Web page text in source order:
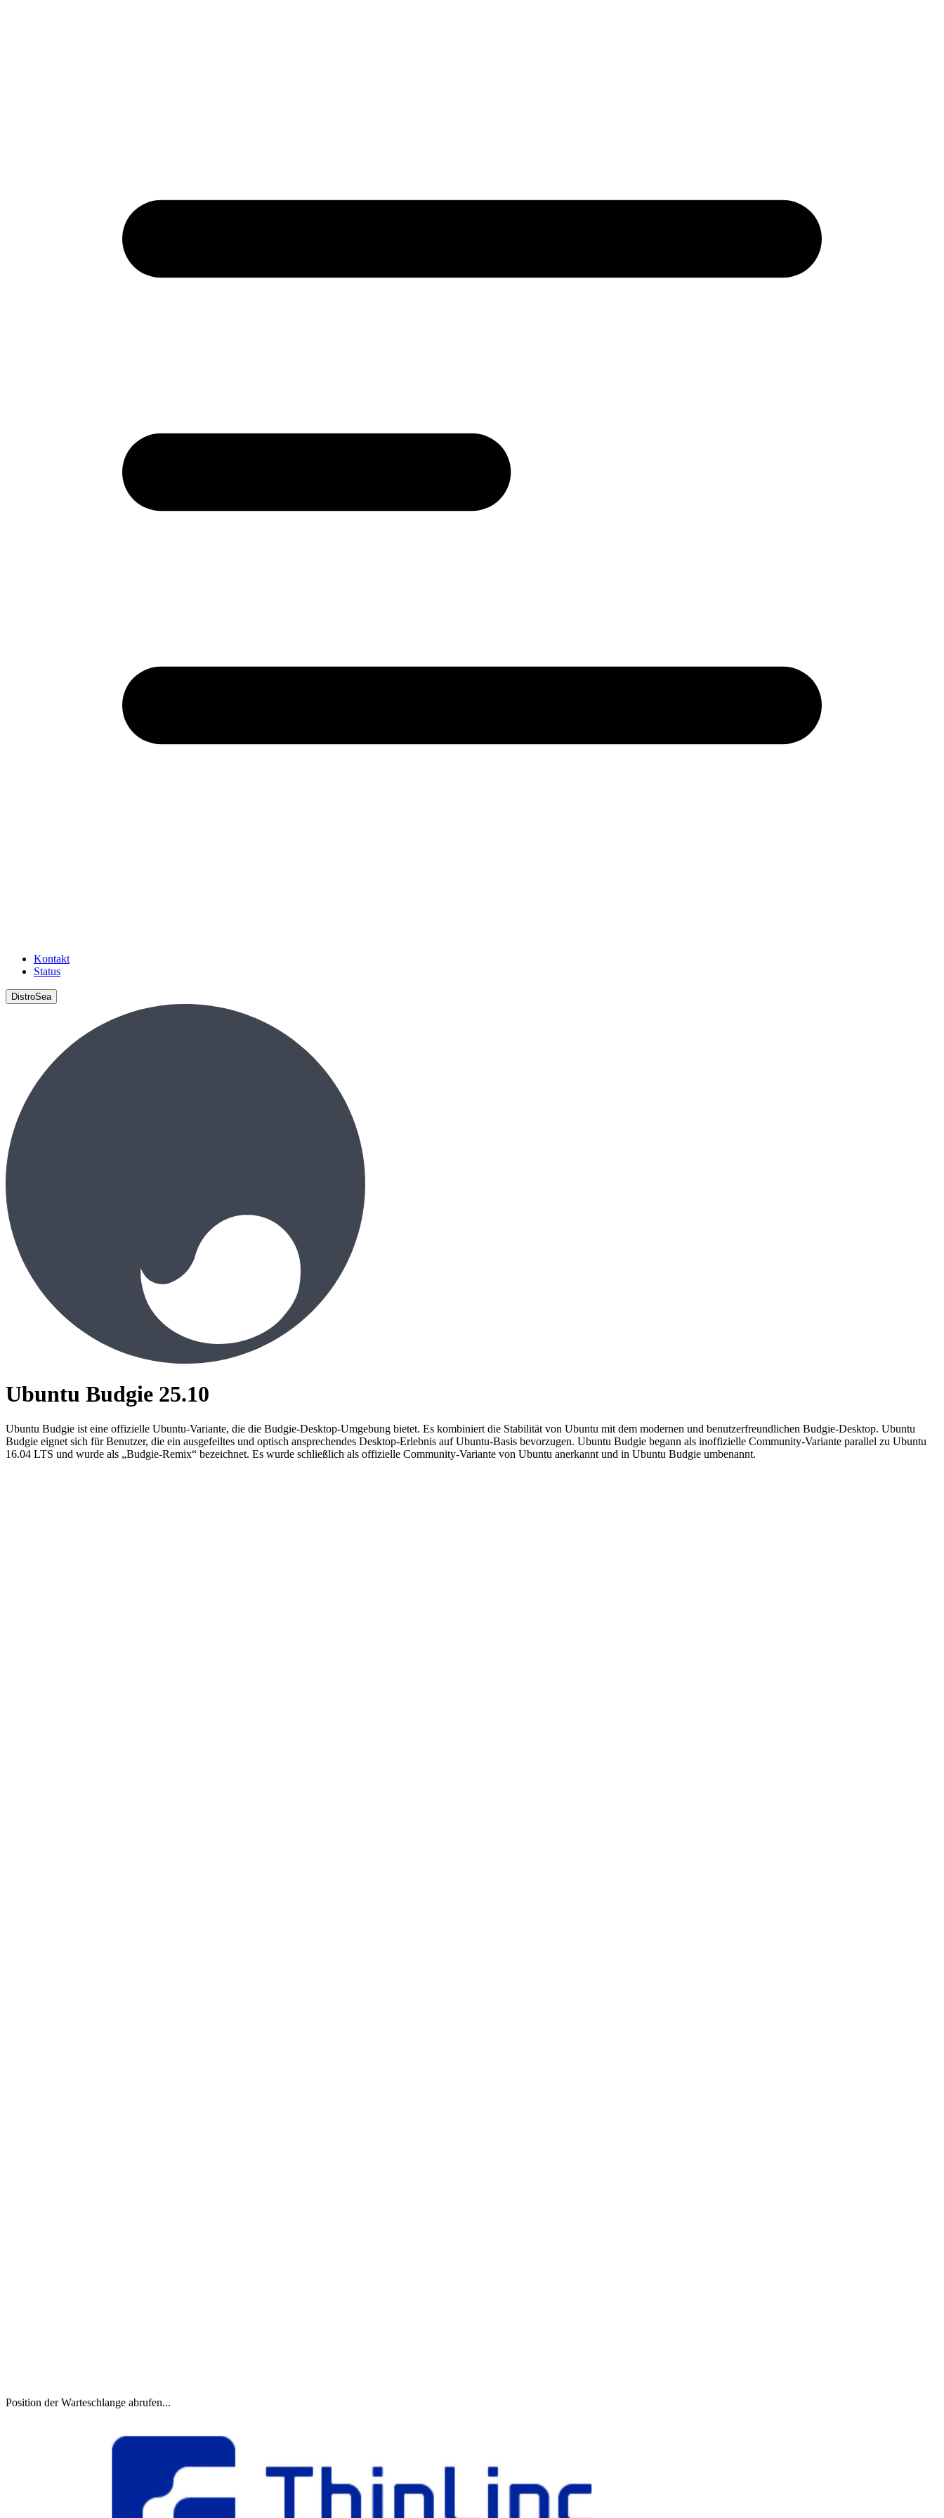
Kontakt
Status
DistroSea
Ubuntu Budgie 25.10
Ubuntu Budgie ist eine offizielle Ubuntu-Variante, die die Budgie-Desktop-Umgebung bietet. Es kombiniert die Stabilität von Ubuntu mit dem modernen und benutzerfreundlichen Budgie-Desktop. Ubuntu
Budgie eignet sich für Benutzer, die ein ausgefeiltes und optisch ansprechendes Desktop-Erlebnis auf Ubuntu-Basis bevorzugen. Ubuntu Budgie begann als inoffizielle Community-Variante parallel zu Ubuntu
16.04 LTS und wurde als „Budgie-Remix“ bezeichnet. Es wurde schließlich als offizielle Community-Variante von Ubuntu anerkannt und in Ubuntu Budgie umbenannt.
Position der Warteschlange abrufen...